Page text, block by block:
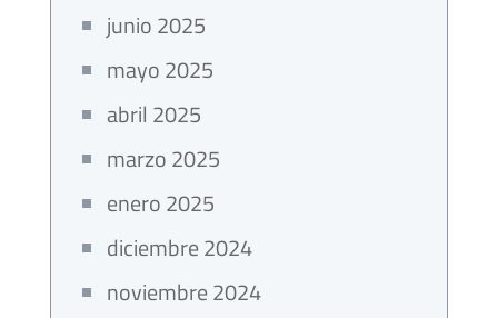
junio 2025
mayo 2025
abril 2025
marzo 2025
enero 2025
diciembre 2024
noviembre 2024